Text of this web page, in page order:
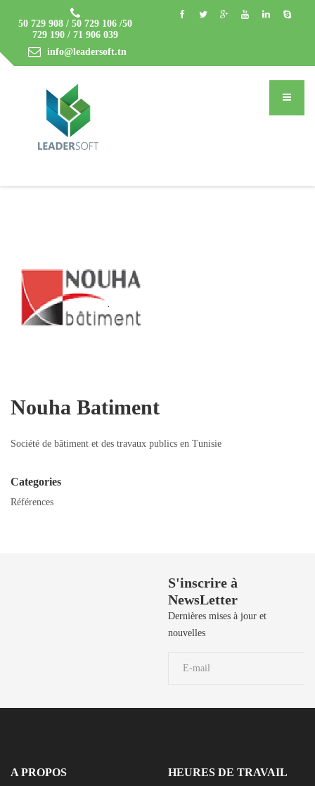
50 729 908 / 50 729 106 /50
729 190 / 71 906 039
info@leadersoft.tn
Nouha Batiment
Société de bâtiment et des travaux publics en Tunisie
Categories
Références
S'inscrire à
NewsLetter
Dernières mises à jour et
nouvelles
A PROPOS HEURES DE TRAVAIL